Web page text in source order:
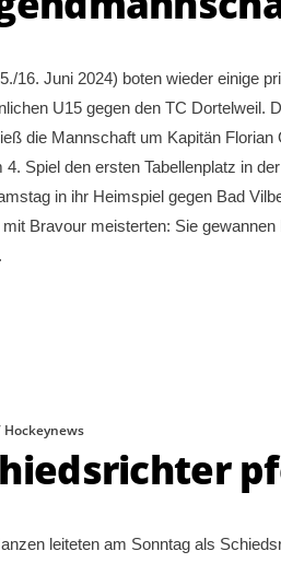
16. Juni 2024) boten wieder einige
U15 gegen den TC Dortelweil.
die Mannschaft um Kapitän
Spiel den ersten Tabellenplatz in
in ihr Heimspiel gegen Bad
Bravour meisterten: Sie
Hockeynews
leiteten am Sonntag als